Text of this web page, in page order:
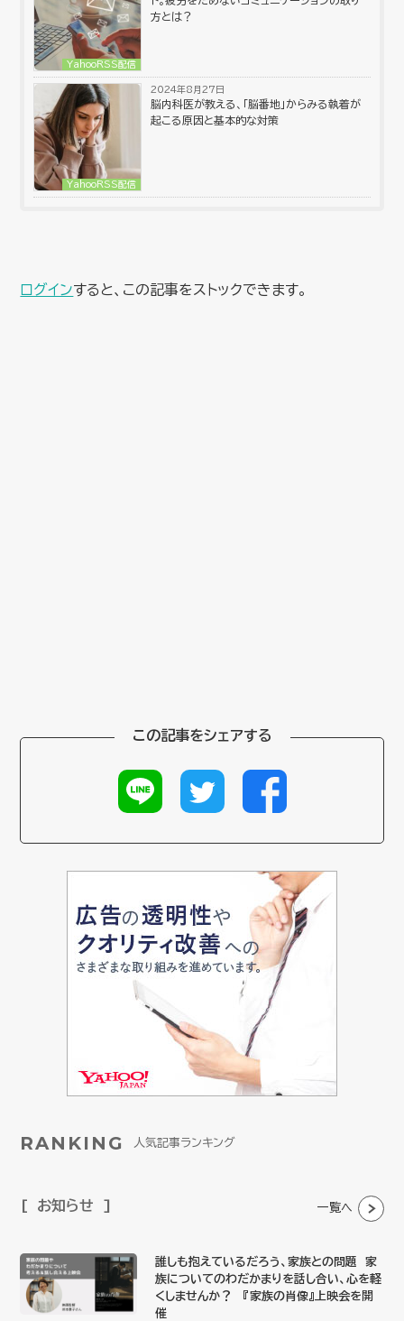
YahooRSS配信
方とは？
YahooRSS配信
2024年8月27日
脳内科医が教える、「脳番地」からみる執着が
起こる原因と基本的な対策
ログインすると、この記事をストックできます。
この記事をシェアする
RANKING 人気記事ランキング
お知らせ 一覧へ
誰しも抱えているだろう、家族との問題 家
族についてのわだかまりを話し合い、心を軽
くしませんか？ 『家族の肖像』上映会を開
催